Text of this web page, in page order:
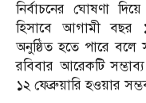
নির্বাচনের ঘোষণা
হিসাবে আগামী বছর
অনুষ্ঠিত হতে পারে বলে
রবিবার আরেকটি
১২ ফেব্রুয়ারি হওয়ার